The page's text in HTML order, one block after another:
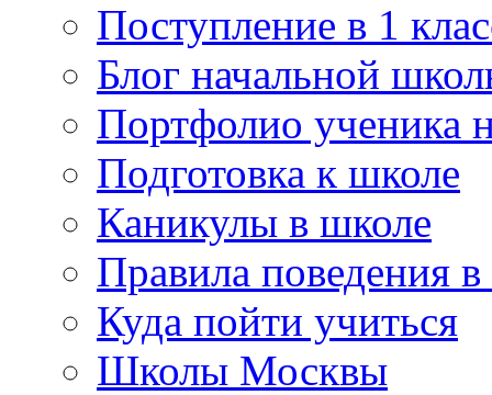
Поступление в 1
Блог начальной
Портфолио ученика
Подготовка к школе
Каникулы в школе
Правила поведения
Куда пойти учиться
Школы Москвы